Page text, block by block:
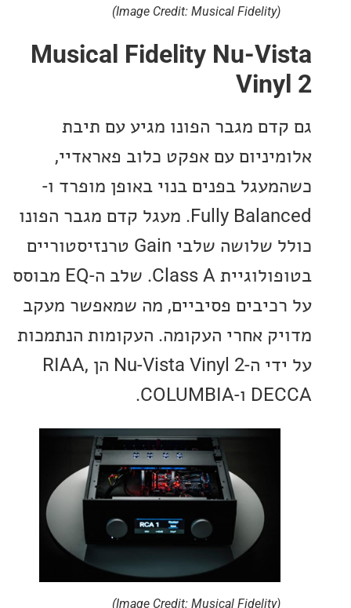
Musical Fidelity Nu-
מגבר הפונו מגיע עם תיבת
עם אפקט כלוב פאראדיי,
בפנים בנוי באופן מופרד ו-
Fully Balanced. מעגל קדם מגבר הפונו
כולל שלושה שלבי Gain טרנזיסטוריים
בטופולוגיית Class A. שלב ה-EQ מבוסס
פסיביים, מה שמאפשר מעקב
אחרי העקומה. העקומות הנתמכות
על ידי ה-Nu-Vista Vinyl 2 הן RIAA,